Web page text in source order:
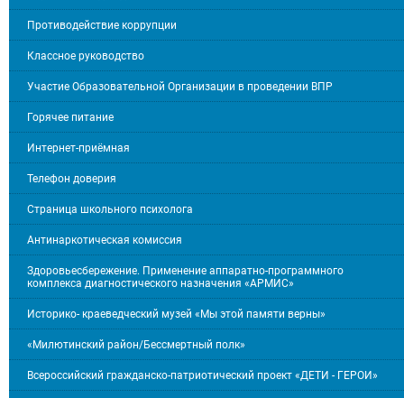
Противодействие коррупции
Классное руководство
Участие Образовательной Организации в проведении ВПР
Горячее питание
Интернет-приёмная
Телефон доверия
Страница школьного психолога
Антинаркотическая комиссия
Здоровьесбережение. Применение аппаратно-программного
комплекса диагностического назначения «АРМИС»
Историко- краеведческий музей «Мы этой памяти верны»
«Милютинский район/Бессмертный полк»
Всероссийский гражданско-патриотический проект «ДЕТИ - ГЕРОИ»